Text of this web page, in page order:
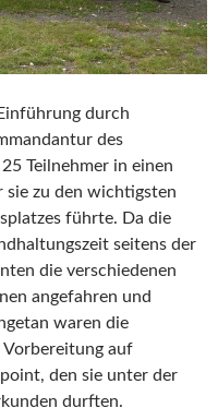
durch
des
Teilnehmer in einen
sie zu den wichtigsten
führte. Da die
seitens der
die verschiedenen
angefahren und
waren die
Vorbereitung auf
den sie unter der
durften.